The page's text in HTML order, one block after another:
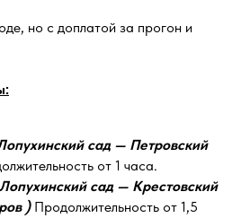
но с доплатой за прогон и
сад — Петровский
от 1 часа.
Лопухинский сад — Крестовский
) Продолжительность от 1,5